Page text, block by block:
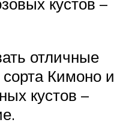
отличные
Кимоно и
кустов –